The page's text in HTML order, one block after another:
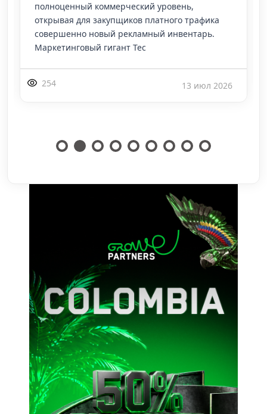
арбитражников исключительно инструментом
для генерации крео, написания текстов или
создания
378 1 июн 2026